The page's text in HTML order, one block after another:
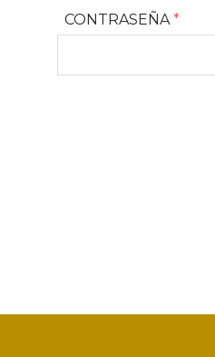
CONTRASEÑA*